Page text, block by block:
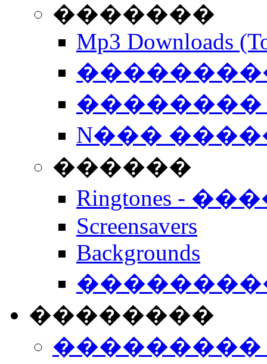
�������
Mp3 Downloads
��������
N���
������
Ringtones -
Screensavers
Backgrounds
��������
���������